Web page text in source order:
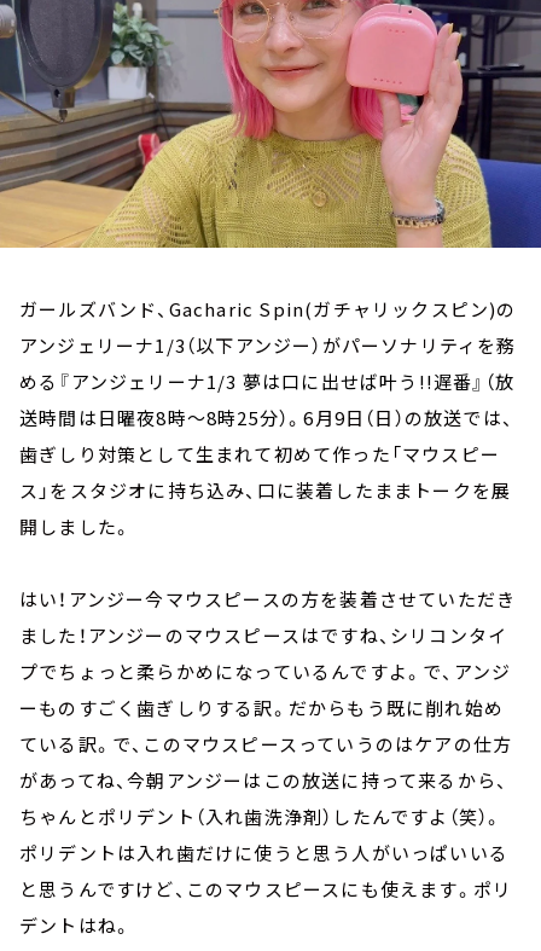
ガールズバンド、Gacharic Spin(ガチャリックスピン)の
アンジェリーナ1/3（以下アンジー）がパーソナリティを務
める 『アンジェリーナ1/3 夢は口に出せば叶う!!遅番』（放
送時間は日曜夜8時～8時25分）。6月9日（日）の放送では、
歯ぎしり対策として生まれて初めて作った「マウスピー
ス」をスタジオに持ち込み、口に装着したままトークを展
開しました。
はい！アンジー今マウスピースの方を装着させていただき
ました！アンジーのマウスピースはですね、シリコンタイ
プでちょっと柔らかめになっているんですよ。で、アンジ
ーものすごく歯ぎしりする訳。だからもう既に削れ始め
ている訳。で、このマウスピースっていうのはケアの仕方
があってね、今朝アンジーはこの放送に持って来るから、
ちゃんとポリデント（入れ歯洗浄剤）したんですよ（笑）。
ポリデントは入れ歯だけに使うと思う人がいっぱいいる
と思うんですけど、このマウスピースにも使えます。ポリ
デントはね。